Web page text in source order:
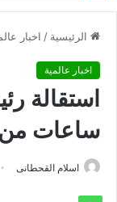
الرئيسية / اخبار
اخبار عالمية
استقالة
ساعات
اسلام القحطانى